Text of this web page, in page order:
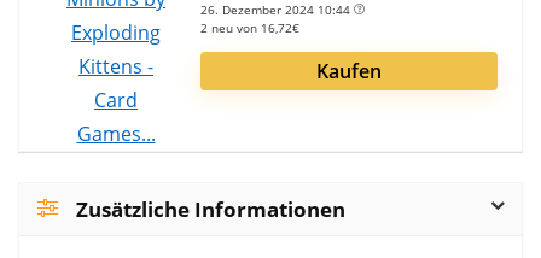
26. Dezember 2024 10:44
2 neu von 16,72€
Kaufen
Zusätzliche Informationen